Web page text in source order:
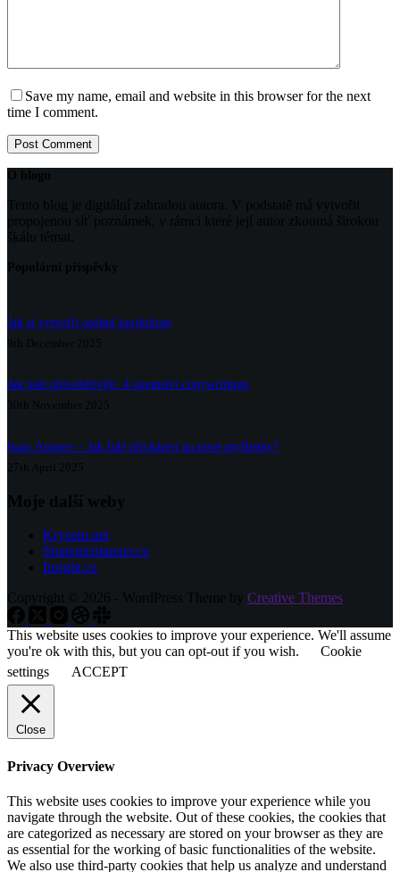
Save my name, email and website in this browser for the next
time I comment.
Post Comment
O blogu
Tento blog je digitální zahradou autora. V podstatě má vytvořit
propojenou síť poznámek, v rámci které její autor zkoumá širokou
škálu témat.
Populární příspěvky
Jak si vytvořit osobní kurikulum
9th December 2025
Jak psát přesvědčivěji: 4 tajemství copywritingu
30th November 2025
Isaac Asimov – Jak lidé přicházejí na nové myšlenky?
27th April 2025
Moje další weby
Kryspin.net
Strategicplanner.cz
Insight.cz
Copyright © 2026 - WordPress Theme by Creative Themes
This website uses cookies to improve your experience. We'll assume
you're ok with this, but you can opt-out if you wish.
Cookie
settings
ACCEPT
Close
Privacy Overview
This website uses cookies to improve your experience while you
navigate through the website. Out of these cookies, the cookies that
are categorized as necessary are stored on your browser as they are
as essential for the working of basic functionalities of the website.
We also use third-party cookies that help us analyze and understand